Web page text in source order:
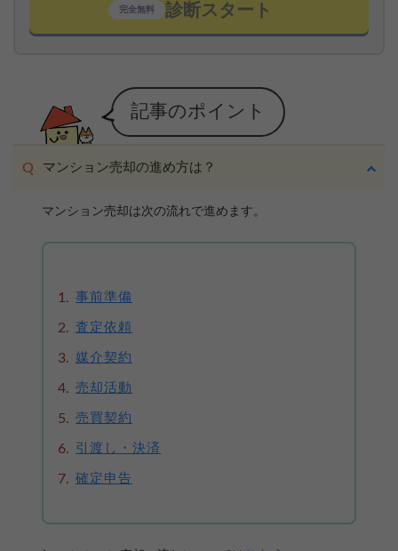
完全無料 診断スタート
記事のポイント
マンション売却の進め方は？
マンション売却は次の流れで進めます。
事前準備
査定依頼
媒介契約
売却活動
売買契約
引渡し・決済
確定申告